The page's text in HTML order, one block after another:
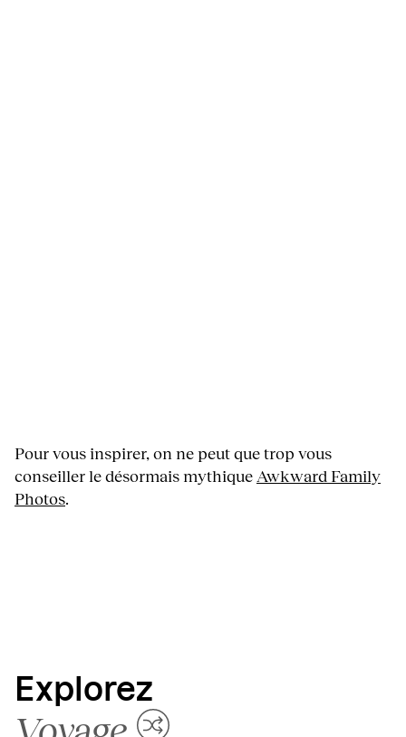
Pour vous inspirer, on ne peut que trop vous
conseiller le désormais mythiqueAwkward Family
Photos.
Explorez